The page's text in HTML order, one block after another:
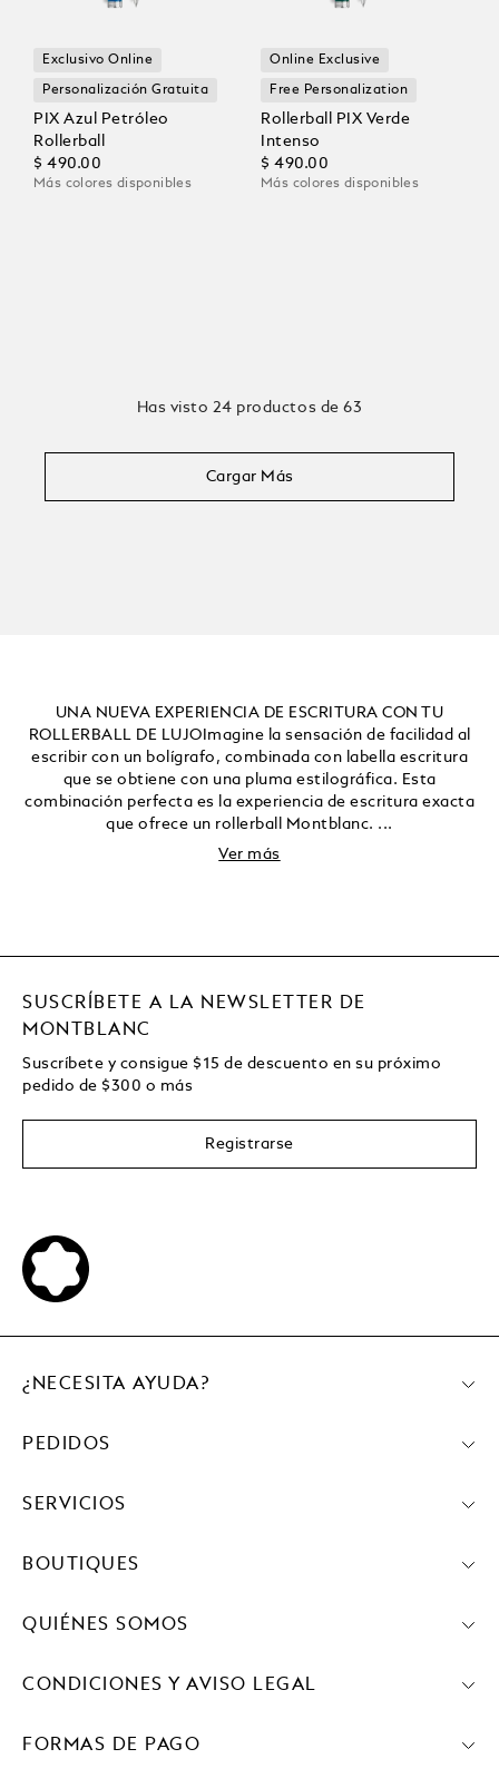
Exclusivo Online
Personalización Gratuita
PIX Azul Petróleo
Rollerball
$ 490.00
Más colores disponibles
Online Exclusive
Free Personalization
Rollerball PIX Verde
Intenso
$ 490.00
Más colores disponibles
Has visto 24 productos de 63
Cargar Más
UNA NUEVA EXPERIENCIA DE ESCRITURA CON TU
ROLLERBALL DE LUJOImagine la sensación de facilidad al
escribir con un bolígrafo, combinada con labella escritura
que se obtiene con una pluma estilográfica. Esta
combinación perfecta es la experiencia de escritura exacta
que ofrece un rollerball Montblanc. ...
Ver más
SUSCRÍBETE A LA NEWSLETTER DE
MONTBLANC
Suscríbete y consigue $15 de descuento en su próximo
pedido de $300 o más
Registrarse
FORMAS DE PAGO
¿NECESITA AYUDA?
PEDIDOS
SERVICIOS
BOUTIQUES
QUIÉNES SOMOS
CONDICIONES Y AVISO LEGAL